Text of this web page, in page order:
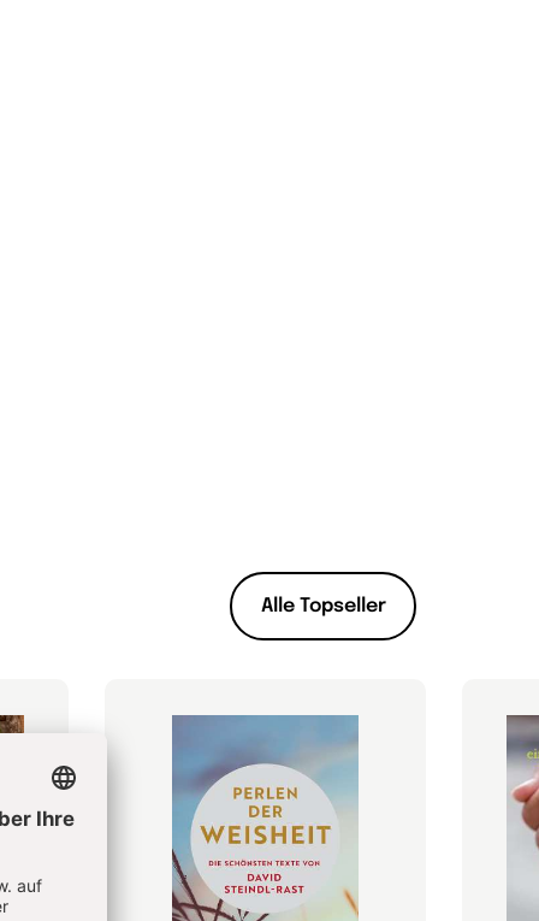
Alle Topseller